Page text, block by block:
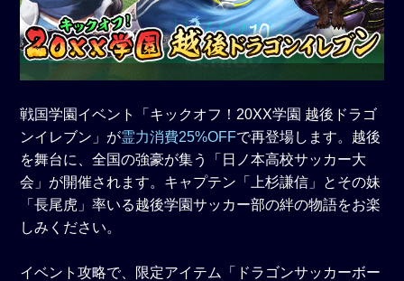
戦国学園イベント「キックオフ！20XX学園 越後ドラゴ
ンイレブン」が霊力消費25%OFFで再登場します。越後
を舞台に、全国の強豪が集う「日ノ本高校サッカー大
会」が開催されます。キャプテン「上杉謙信」とその妹
「長尾虎」率いる越後学園サッカー部の絆の物語をお楽
しみください。
イベント攻略で、限定アイテム「ドラゴンサッカーボー